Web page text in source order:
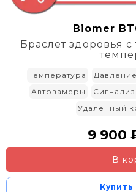
Biomer
Браслет здоровья
Температура Давление
Автозамеры
Удалённый
9 900
В
Купить